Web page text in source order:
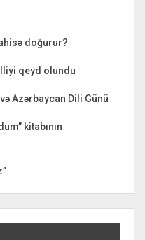
doğurur?
qeyd olundu
Azərbaycan Dili Günü
kitabının